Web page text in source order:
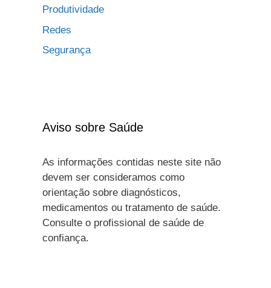
Produtividade
Redes
Segurança
Aviso sobre Saúde
As informações contidas neste site não
devem ser consideramos como
orientação sobre diagnósticos,
medicamentos ou tratamento de saúde.
Consulte o profissional de saúde de
confiança.